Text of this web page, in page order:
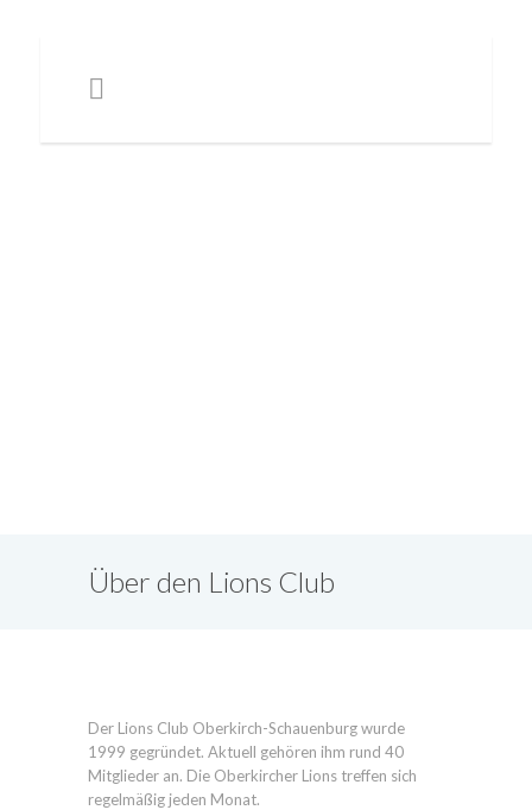
Über den Lions Club
Der Lions Club Oberkirch-Schauenburg wurde
1999 gegründet. Aktuell gehören ihm rund 40
Mitglieder an. Die Oberkircher Lions treffen sich
regelmäßig jeden Monat.